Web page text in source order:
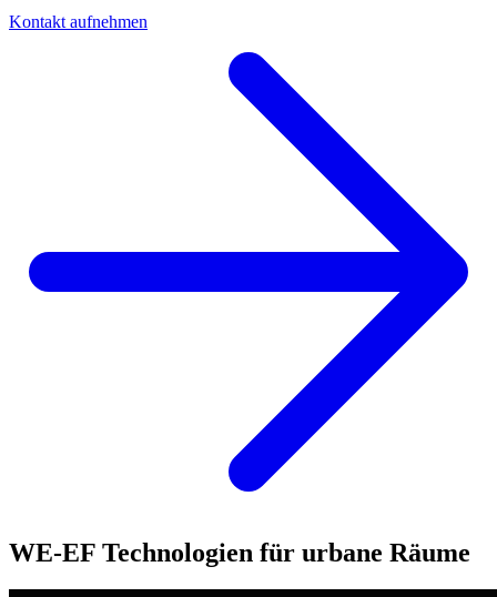
Kontakt aufnehmen
WE-EF Technologien für urbane Räume